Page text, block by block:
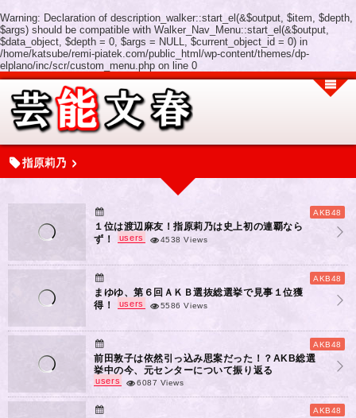
Warning: Declaration of description_walker::start_el(&$output, $item, $depth,
$args) should be compatible with Walker_Nav_Menu::start_el(&$output,
$data_object, $depth = 0, $args = NULL, $current_object_id = 0) in
/home/katsube/remi-piatek.com/public_html/wp-content/themes/dp-
elplano/inc/scr/custom_menu.php on line 0
指原莉乃
AKB48
１位は渡辺麻友！指原莉乃は史上初の連覇なら
ず！
users 4538 Views
AKB48
まゆゆ、第６回ＡＫＢ選抜総選挙で見事１位獲
得！
users 5586 Views
AKB48
前田敦子は依然引っ込み思案だった！？AKB総選
挙中の今、元センターについて振り返る
users 6087 Views
AKB48